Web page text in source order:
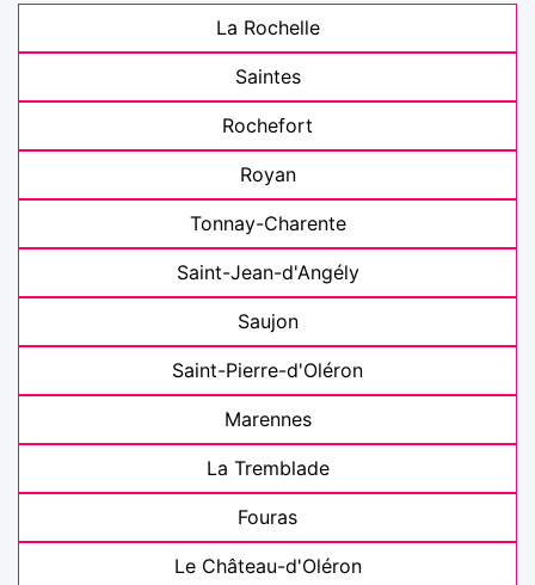
La Rochelle
Saintes
Rochefort
Royan
Tonnay-Charente
Saint-Jean-d'Angély
Saujon
Saint-Pierre-d'Oléron
Marennes
La Tremblade
Fouras
Le Château-d'Oléron